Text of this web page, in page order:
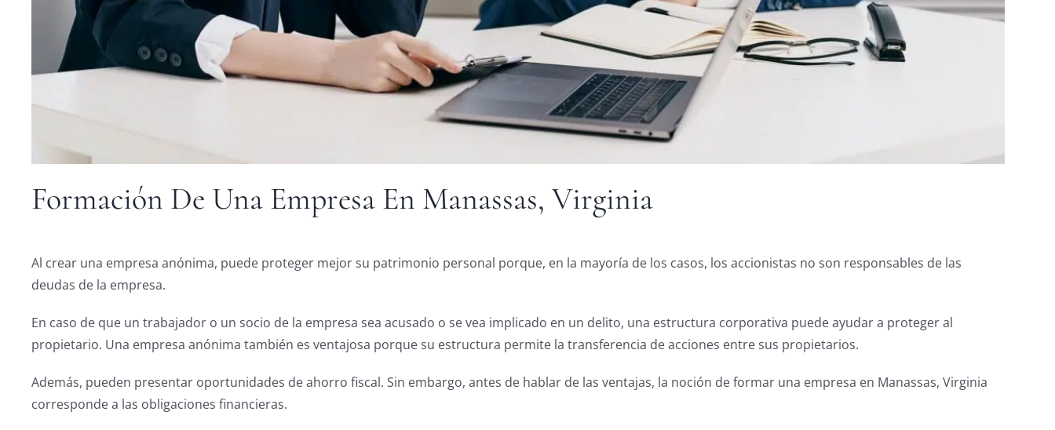
Formación De Una Empresa En Manassas, Virginia
Al crear una empresa anónima, puede proteger mejor su patrimonio personal porque, en la mayoría de los casos, los accionistas no son responsables de las
deudas de la empresa.
En caso de que un trabajador o un socio de la empresa sea acusado o se vea implicado en un delito, una estructura corporativa puede ayudar a proteger al
propietario. Una empresa anónima también es ventajosa porque su estructura permite la transferencia de acciones entre sus propietarios.
Además, pueden presentar oportunidades de ahorro fiscal. Sin embargo, antes de hablar de las ventajas, la noción de formar una empresa en Manassas, Virginia
corresponde a las obligaciones financieras.